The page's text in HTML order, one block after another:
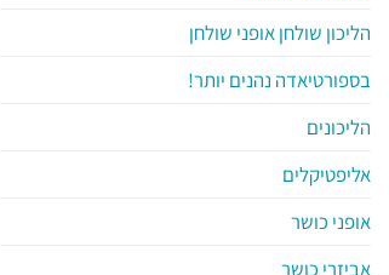
הליכון שולחן אופני שולחן
בספורטיאדה נהנים יותר!
הליכונים
אליפטיקלים
אופני כושר
אביזרי כושר